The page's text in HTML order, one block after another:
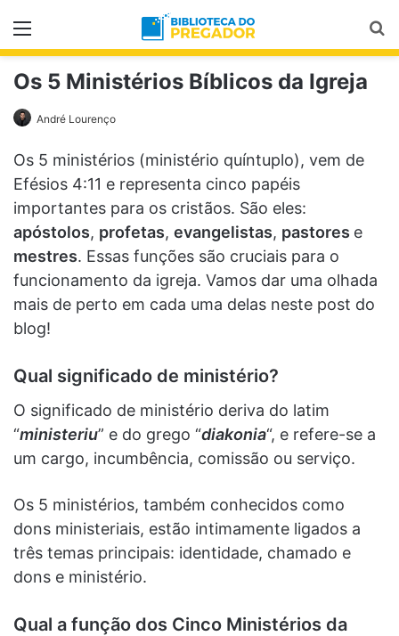
Menu
Os 5 Ministérios Bíblicos da Igreja
André Lourenço
Os 5 ministérios (ministério quíntuplo), vem de
Efésios 4:11 e representa cinco papéis
importantes para os cristãos. São eles:
apóstolos, profetas, evangelistas, pastores e
mestres. Essas funções são cruciais para o
funcionamento da igreja. Vamos dar uma olhada
mais de perto em cada uma delas neste post do
blog!
Qual significado de ministério?
O significado de ministério deriva do latim
“ministeriu” e do grego “diakonia“, e refere-se a
um cargo, incumbência, comissão ou serviço.
Os 5 ministérios, também conhecidos como
dons ministeriais, estão intimamente ligados a
três temas principais: identidade, chamado e
dons e ministério.
Qual a função dos Cinco Ministérios da